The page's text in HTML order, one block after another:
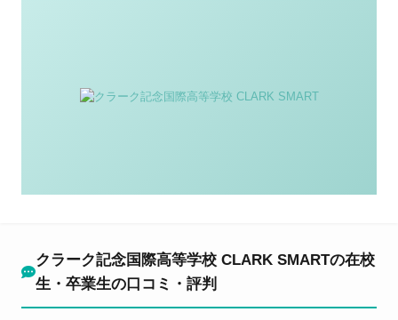
クラーク記念国際高等学校 CLARK SMARTの在校
生・卒業生の口コミ・評判